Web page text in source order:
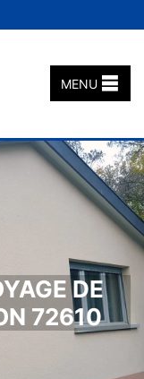
MENU
DE
72610